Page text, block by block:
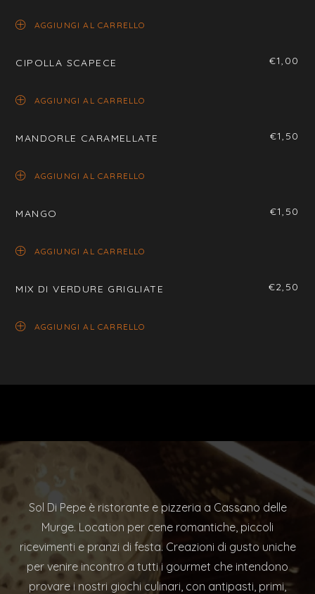
AGGIUNGI AL CARRELLO
CIPOLLA SCAPECE €1,00
AGGIUNGI AL CARRELLO
MANDORLE CARAMELLATE €1,50
AGGIUNGI AL CARRELLO
MANGO €1,50
AGGIUNGI AL CARRELLO
MIX DI VERDURE GRIGLIATE €2,50
AGGIUNGI AL CARRELLO
Sol Di Pepe è ristorante e pizzeria a Cassano delle
Murge. Location per cene romantiche, piccoli
ricevimenti e pranzi di festa. Creazioni di gusto uniche
per venire incontro a tutti i gourmet che intendono
provare i nostri giochi culinari, con antipasti, primi,